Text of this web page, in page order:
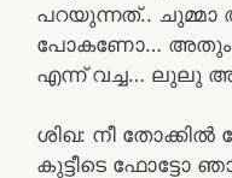
പറയുന്നത്.. ചുമ്മാ
പോകണോ… അതും
എന്ന് വച്ച… ലുലു
ശിഖ: നീ തോക്കിൽ
കുട്ടീടെ ഫോട്ടോ